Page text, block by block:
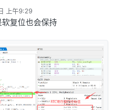
上午9:29
复位也会保持